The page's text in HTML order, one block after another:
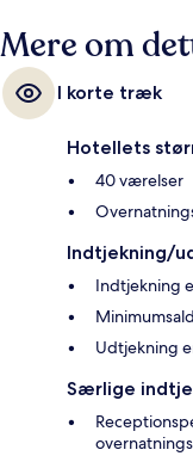
Mere om
I korte træk
Hotellets
40 værelser
Indtjekning/
Indtjekning
Udtjekning
Særlige